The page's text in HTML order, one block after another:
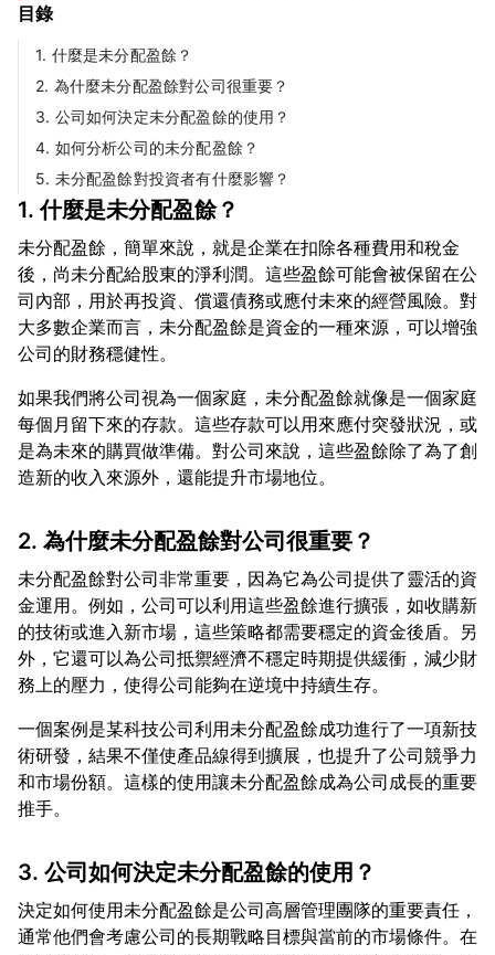
目錄
1. 什麼是未分配盈餘？
2. 為什麼未分配盈餘對公司很重要？
3. 公司如何決定未分配盈餘的使用？
4. 如何分析公司的未分配盈餘？
5. 未分配盈餘對投資者有什麼影響？
1. 什麼是未分配盈餘？
未分配盈餘，簡單來說，就是企業在扣除各種費用和稅金
後，尚未分配給股東的淨利潤。這些盈餘可能會被保留在公
司內部，用於再投資、償還債務或應付未來的經營風險。對
大多數企業而言，未分配盈餘是資金的一種來源，可以增強
如果我們將公司視為一個家庭，未分配盈餘就像是一個家庭
每個月留下來的存款。這些存款可以用來應付突發狀況，或
是為未來的購買做準備。對公司來說，這些盈餘除了為了創
2. 為什麼未分配盈餘對公司很重要？
未分配盈餘對公司非常重要，因為它為公司提供了靈活的資
金運用。例如，公司可以利用這些盈餘進行擴張，如收購新
的技術或進入新市場，這些策略都需要穩定的資金後盾。另
外，它還可以為公司抵禦經濟不穩定時期提供緩衝，減少財
一個案例是某科技公司利用未分配盈餘成功進行了一項新技
術研發，結果不僅使產品線得到擴展，也提升了公司競爭力
和市場份額。這樣的使用讓未分配盈餘成為公司成長的重要
3. 公司如何決定未分配盈餘的使用？
決定如何使用未分配盈餘是公司高層管理團隊的重要責任，
通常他們會考慮公司的長期戰略目標與當前的市場條件。在